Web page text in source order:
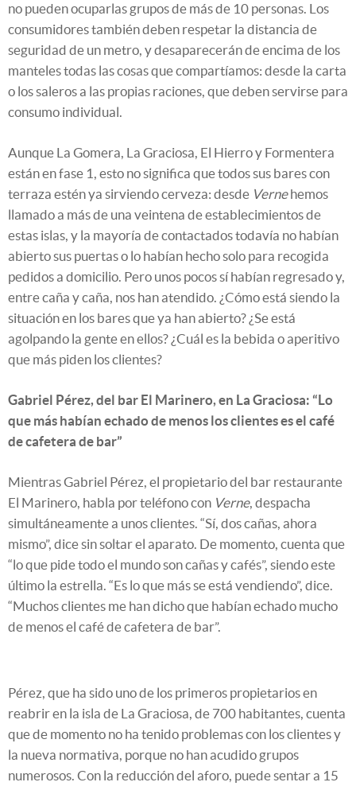
no pueden ocuparlas grupos de más de 10 personas. Los
consumidores también deben respetar la distancia de
seguridad de un metro, y desaparecerán de encima de los
manteles todas las cosas que compartíamos: desde la carta
o los saleros a las propias raciones, que deben servirse para
consumo individual.
Aunque La Gomera, La Graciosa, El Hierro y Formentera
están en fase 1, esto no significa que todos sus bares con
terraza estén ya sirviendo cerveza: desde Vernehemos
llamado a más de una veintena de establecimientos de
estas islas, y la mayoría de contactados todavía no habían
abierto sus puertas o lo habían hecho solo para recogida
pedidos a domicilio. Pero unos pocos sí habían regresado y,
entre caña y caña, nos han atendido. ¿Cómo está siendo la
situación en los bares que ya han abierto? ¿Se está
agolpando la gente en ellos? ¿Cuál es la bebida o aperitivo
que más piden los clientes?
Gabriel Pérez, del bar El Marinero, en La Graciosa: “Lo
que más habían echado de menos los clientes es el café
de cafetera de bar”
Mientras Gabriel Pérez, el propietario del bar restaurante
El Marinero, habla por teléfono con Verne, despacha
simultáneamente a unos clientes. “Sí, dos cañas, ahora
mismo”, dice sin soltar el aparato. De momento, cuenta que
“lo que pide todo el mundo son cañas y cafés”, siendo este
último la estrella. “Es lo que más se está vendiendo”, dice.
“Muchos clientes me han dicho que habían echado mucho
de menos el café de cafetera de bar”.
Pérez, que ha sido uno de los primeros propietarios en
reabrir en la isla de La Graciosa, de 700 habitantes, cuenta
que de momento no ha tenido problemas con los clientes y
la nueva normativa, porque no han acudido grupos
numerosos. Con la reducción del aforo, puede sentar a 15